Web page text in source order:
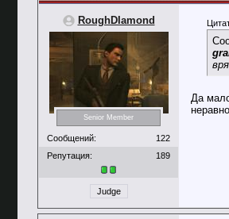
RoughDIamond
Senior Member
Сообщений:
122
Репутация:
189
Judge
Да